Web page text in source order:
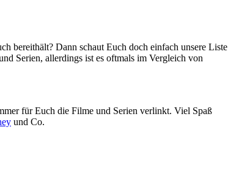
bereithält? Dann schaut Euch doch einfach unsere Liste
Serien, allerdings ist es oftmals im Vergleich von
für Euch die Filme und Serien verlinkt. Viel Spaß
und Co.